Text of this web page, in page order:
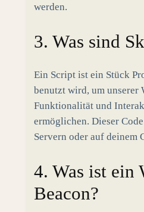
werden.
3. Was sind
Ein Script ist ein Stück
benutzt wird, um unserer
Funktionalität und
ermöglichen. Dieser
Servern oder auf deinem
4. Was ist ein
Beacon?